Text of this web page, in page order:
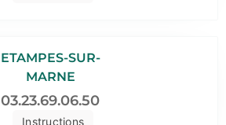
Instructions
ETAMPES-SUR-
MARNE
03.23.69.06.50